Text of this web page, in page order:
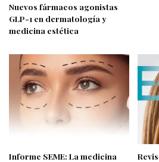
Nuevos fármacos agonistas
GLP-1 en dermatología y
medicina estética
Informe SEME: La medicina